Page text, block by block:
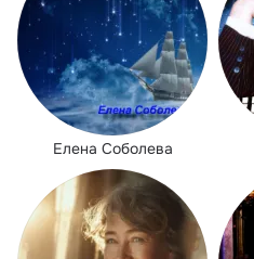
Елена Соболева